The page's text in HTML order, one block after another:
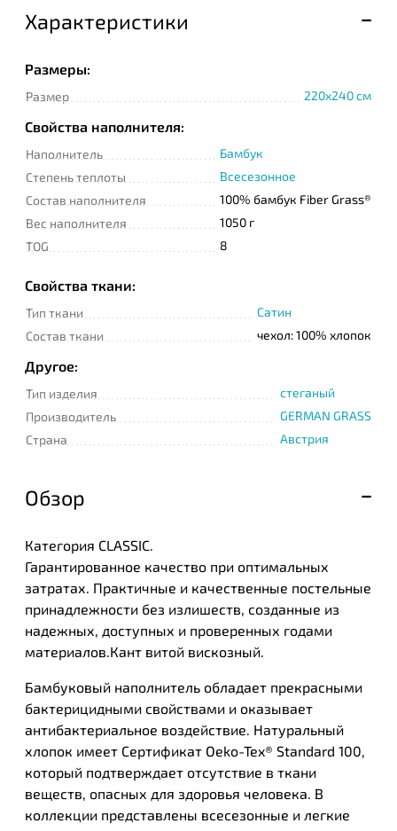
Характеристики
Размеры:
Размер 220x240 см
Свойства наполнителя:
Наполнитель
Бамбук
Степень теплоты
Всесезонное
Состав наполнителя
100% бамбук Fiber Grass®
Вес наполнителя
1050 г
TOG
8
Свойства ткани:
Тип ткани
Сатин
Состав ткани
чехол: 100% хлопок
Другое:
Тип изделия
стеганый
Производитель
GERMAN GRASS
Страна
Австрия
Обзор
Категория CLASSIC.
Гарантированное качество при оптимальных
затратах. Практичные и качественные постельные
принадлежности без излишеств, созданные из
надежных, доступных и проверенных годами
материалов.Кант витой вискозный.
Бамбуковый наполнитель обладает прекрасными
бактерицидными свойствами и оказывает
антибактериальное воздействие. Натуральный
хлопок имеет Сертификат Oeko-Tex® Standard 100,
который подтверждает отсутствие в ткани
веществ, опасных для здоровья человека. В
коллекции представлены всесезонные и легкие
Имя
Телефон
Сообщение
Подтверждаю
прочтение и согласие